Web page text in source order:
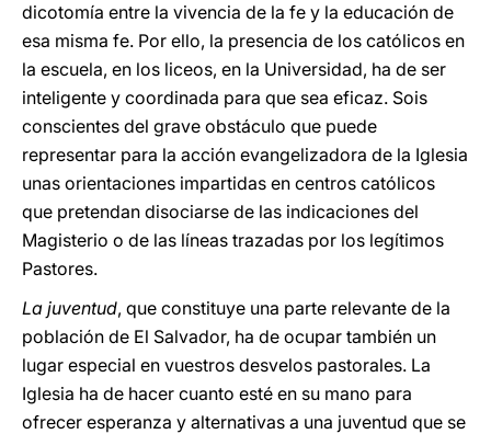
dicotomía entre la vivencia de la fe y la educación de
esa misma fe. Por ello, la presencia de los católicos en
la escuela, en los liceos, en la Universidad, ha de ser
inteligente y coordinada para que sea eficaz. Sois
conscientes del grave obstáculo que puede
representar para la acción evangelizadora de la Iglesia
unas orientaciones impartidas en centros católicos
que pretendan disociarse de las indicaciones del
Magisterio o de las líneas trazadas por los legítimos
Pastores.
La juventud, que constituye una parte relevante de la
población de El Salvador, ha de ocupar también un
lugar especial en vuestros desvelos pastorales. La
Iglesia ha de hacer cuanto esté en su mano para
ofrecer esperanza y alternativas a una juventud que se